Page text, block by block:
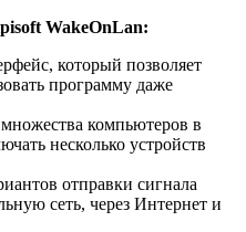
WakeOnLan:
который позволяет
программу даже
компьютеров в
несколько устройств
отправки сигнала
сеть, через Интернет и